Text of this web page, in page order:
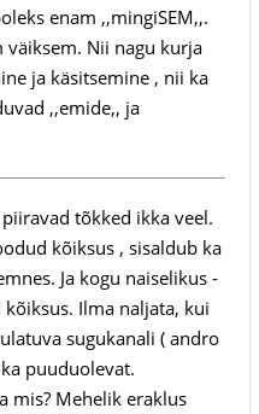
enam ,,mingiSEM,,.
väiksem. Nii nagu kurja
ja käsitsemine , nii ka
,,emide,, ja
tõkked ikka veel.
kõiksus , sisaldub ka
Ja kogu naiselikus -
Ilma naljata, kui
sugukanali ( andro
puuduolevat.
mis? Mehelik eraklus